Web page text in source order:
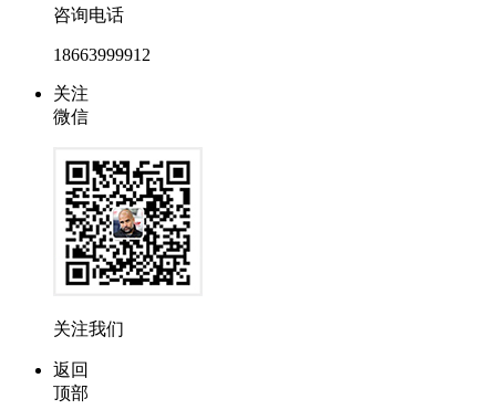
咨询电话
18663999912
关注
微信
关注我们
返回
顶部